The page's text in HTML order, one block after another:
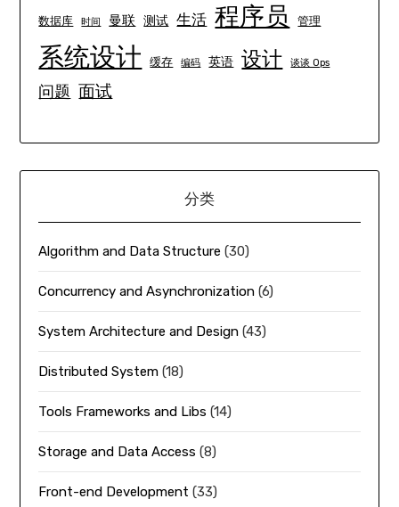
数据库 时间 曼联 测试 生活 程序员 管理
系统设计 缓存 编码 英语 设计 谈谈 Ops
问题 面试
分类
Algorithm and Data Structure (30)
Concurrency and Asynchronization (6)
System Architecture and Design (43)
Distributed System (18)
Tools Frameworks and Libs (14)
Storage and Data Access (8)
Front-end Development (33)